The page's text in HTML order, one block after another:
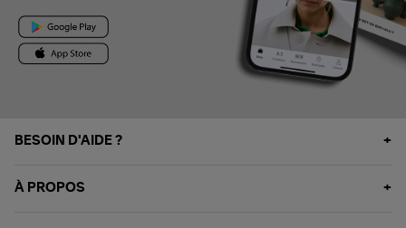
BESOIN D'AIDE ?
À PROPOS